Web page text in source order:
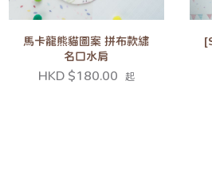
馬卡龍熊貓圖案 拼布款繡
名口水肩
HKD $180.00 起